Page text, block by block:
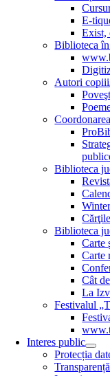
E-
Exist,
Biblioteca
Autori copiii
Biblioteca
Biblioteca
Carte
Carte
Cât
La
Festivalul
Interes public
Protecția
Transparență